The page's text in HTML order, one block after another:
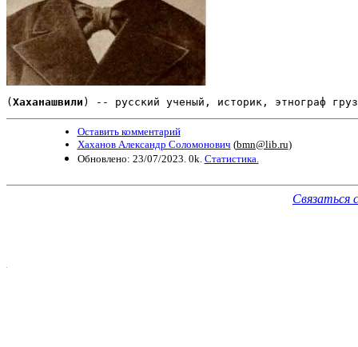
( Хаханашвили ) -- русский ученый, историк, этнограф
Оставить комментарий
Хаханов Александр Соломонович (bmn@lib.ru)
Обновлено: 23/07/2023. 0k. Статистика.
Связаться